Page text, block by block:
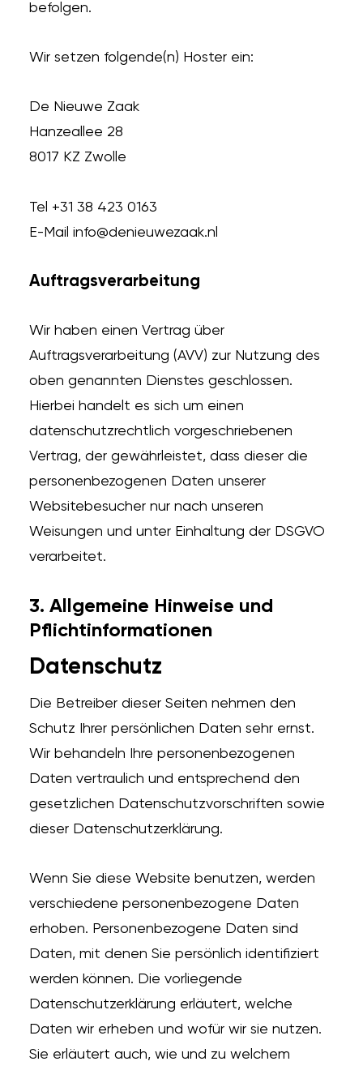
befolgen.
Wir setzen folgende(n) Hoster ein:
De Nieuwe Zaak
Hanzeallee 28
8017 KZ Zwolle
Tel +31 38 423 0163
E-Mail info@denieuwezaak.nl
Auftragsverarbeitung
Wir haben einen Vertrag über
Auftragsverarbeitung (AVV) zur Nutzung des
oben genannten Dienstes geschlossen.
Hierbei handelt es sich um einen
datenschutzrechtlich vorgeschriebenen
Vertrag, der gewährleistet, dass dieser die
personenbezogenen Daten unserer
Websitebesucher nur nach unseren
Weisungen und unter Einhaltung der DSGVO
verarbeitet.
3. Allgemeine Hinweise und
Pflicht­informationen
Datenschutz
Die Betreiber dieser Seiten nehmen den
Schutz Ihrer persönlichen Daten sehr ernst.
Wir behandeln Ihre personenbezogenen
Daten vertraulich und entsprechend den
gesetzlichen Datenschutzvorschriften sowie
dieser Datenschutzerklärung.
Wenn Sie diese Website benutzen, werden
verschiedene personenbezogene Daten
erhoben. Personenbezogene Daten sind
Daten, mit denen Sie persönlich identifiziert
werden können. Die vorliegende
Datenschutzerklärung erläutert, welche
Daten wir erheben und wofür wir sie nutzen.
Sie erläutert auch, wie und zu welchem